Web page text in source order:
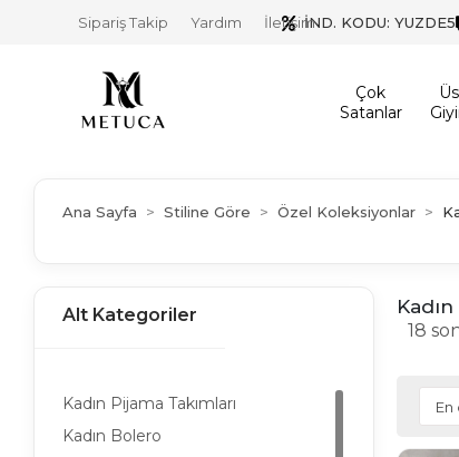
İND. KODU: YUZDE5
Sipariş Takip Yardım İletişim
Çok
Satanlar
Ana Sayfa Stiline Göre Özel Koleksiyonlar
Alt Kategoriler
Kadın Pijama Takımları
Kadın Bolero
18